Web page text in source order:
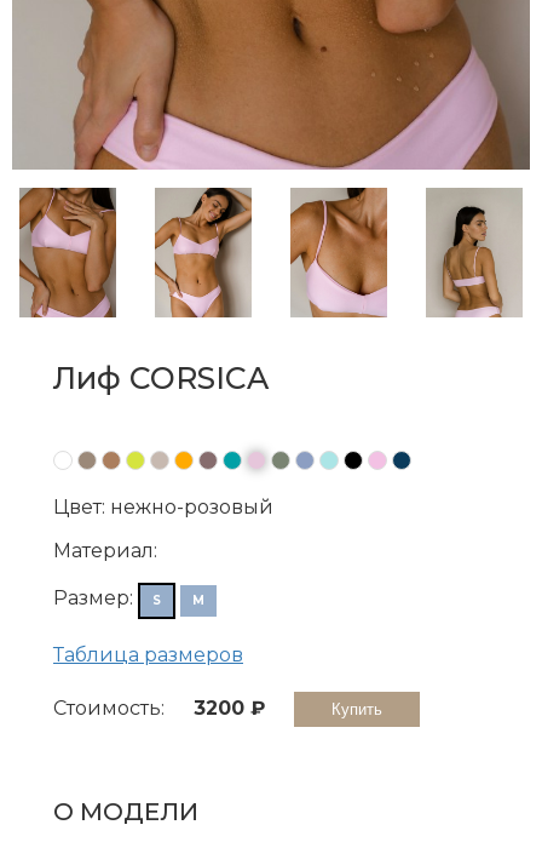
Лиф CORSICA
● ● ● ● ● ● ● ● ● ● ● ● ● ●
●
Цвет: нежно-розовый
Материал:
Размер: S M
Таблица размеров
Стоимость: 3200
О МОДЕЛИ